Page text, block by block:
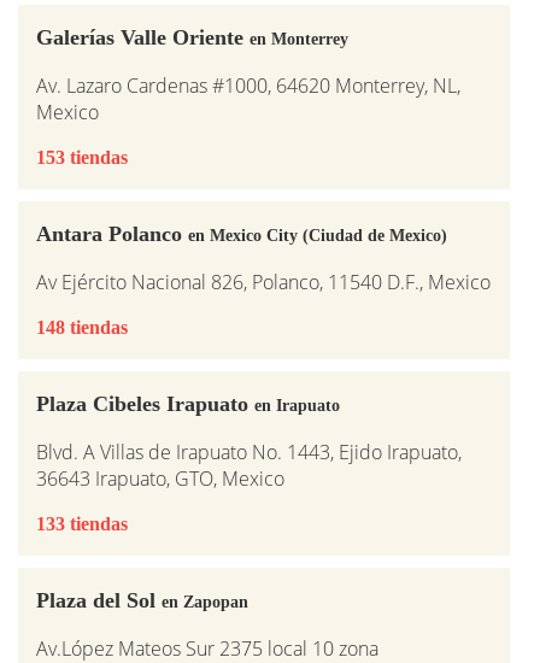
Galerías Valle Oriente en Monterrey
Av. Lazaro Cardenas #1000, 64620 Monterrey, NL,
Mexico
153 tiendas
Antara Polanco en Mexico City (Ciudad de Mexico)
Av Ejército Nacional 826, Polanco, 11540 D.F., Mexico
148 tiendas
Plaza Cibeles Irapuato en Irapuato
Blvd. A Villas de Irapuato No. 1443, Ejido Irapuato,
36643 Irapuato, GTO, Mexico
133 tiendas
Plaza del Sol en Zapopan
Av.López Mateos Sur 2375 local 10 zona